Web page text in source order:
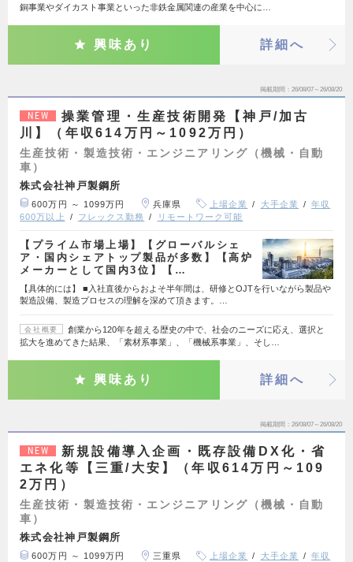
銅事業やダイカスト事業といった非鉄金属関連の産業を中心に…
興味あり 詳細へ
掲載期間 26/08/07～26/08/20
NEW
操業管理・生産技術開発【神戸/加古
川】（年収614万円～1092万円）
生産技術・製造技術・エンジニアリング（機械・自動
車）
株式会社神戸製鋼所
600万円 ～ 1099万円 兵庫県 上場企業 大手企業
年収
600万以上
フレックス勤務 リモートワーク可能
【プライム市場上場】【グローバルシェ
ア・国内シェアトップ製品が多数】【高炉
メーカーとして国内3位】【…
【具体的には】 ■入社直後からおよそ半年間は、研修とOJTを行いながら製品や
製造設備、製造プロセスの理解を深めて頂きます。…
会社概要
創業から120年を超える歴史の中で、社会のニーズに応え、選択と
拡大を進めてきた結果、「素材系事業」、「機械系事業」、そし…
興味あり 詳細へ
掲載期間 26/08/07～26/08/20
NEW
新規設備導入企画・既存設備DX化・省
エネ化等【三重/大安】（年収614万円～109
2万円）
生産技術・製造技術・エンジニアリング（機械・自動
車）
株式会社神戸製鋼所
600万円 ～ 1099万円 三重県 上場企業 大手企業
年収